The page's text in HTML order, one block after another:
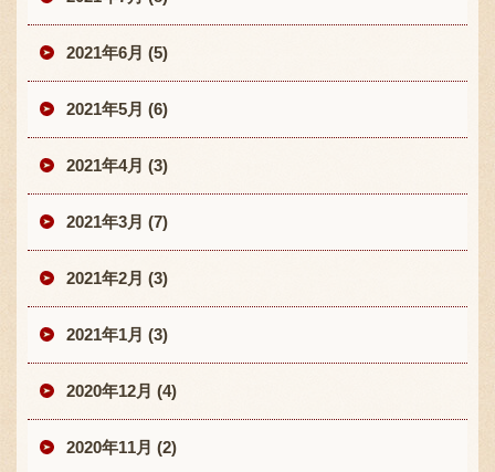
2021年6月 (5)
2021年5月 (6)
2021年4月 (3)
2021年3月 (7)
2021年2月 (3)
2021年1月 (3)
2020年12月 (4)
2020年11月 (2)